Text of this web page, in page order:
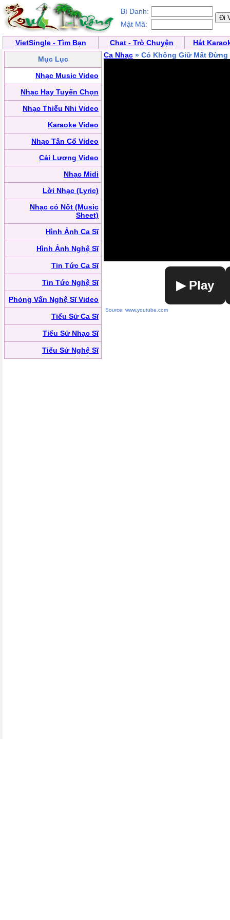
Bí Danh:
Mật Mã:
VietSingle - Tìm Bạn Chat - Trò Chuyện
Hát
Mục Lục
Nhạc Music Video
Nhạc Hay Tuyển Chọn
Nhạc Thiếu Nhi Video
Karaoke Video
Nhạc Tân Cổ Video
Cải Lương Video
Nhạc Midi
Lời Nhạc (Lyric)
Nhạc có Nốt (Music
Sheet)
Hình Ảnh Ca Sĩ
Hình Ảnh Nghệ Sĩ
Tin Tức Ca Sĩ
Tin Tức Nghệ Sĩ
Phỏng Vấn Nghệ Sĩ Video
Tiểu Sử Ca Sĩ
Tiểu Sử Nhạc Sĩ
Tiểu Sử Nghệ Sĩ
Ca Nhạc » Có Không Giữ Mất Đừng
▶ Play
Source: www.youtube.com